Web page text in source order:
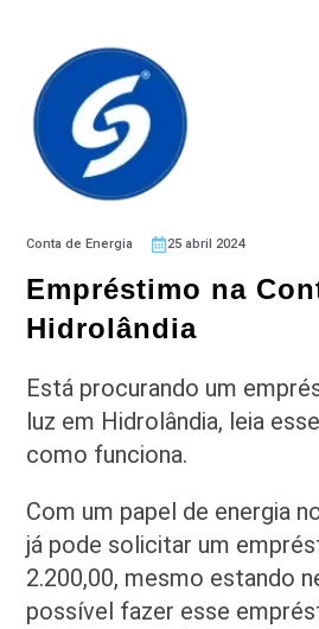
Conta de Energia 25 abril 2024
Empréstimo na
Hidrolândia
Está procurando um
luz em Hidrolândia, leia
como funciona.
Com um papel de energia
já pode solicitar um
2.200,00, mesmo estando
possível fazer esse